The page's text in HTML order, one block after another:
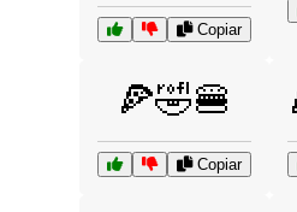
Copiar
🍕🤣🍔
Copiar